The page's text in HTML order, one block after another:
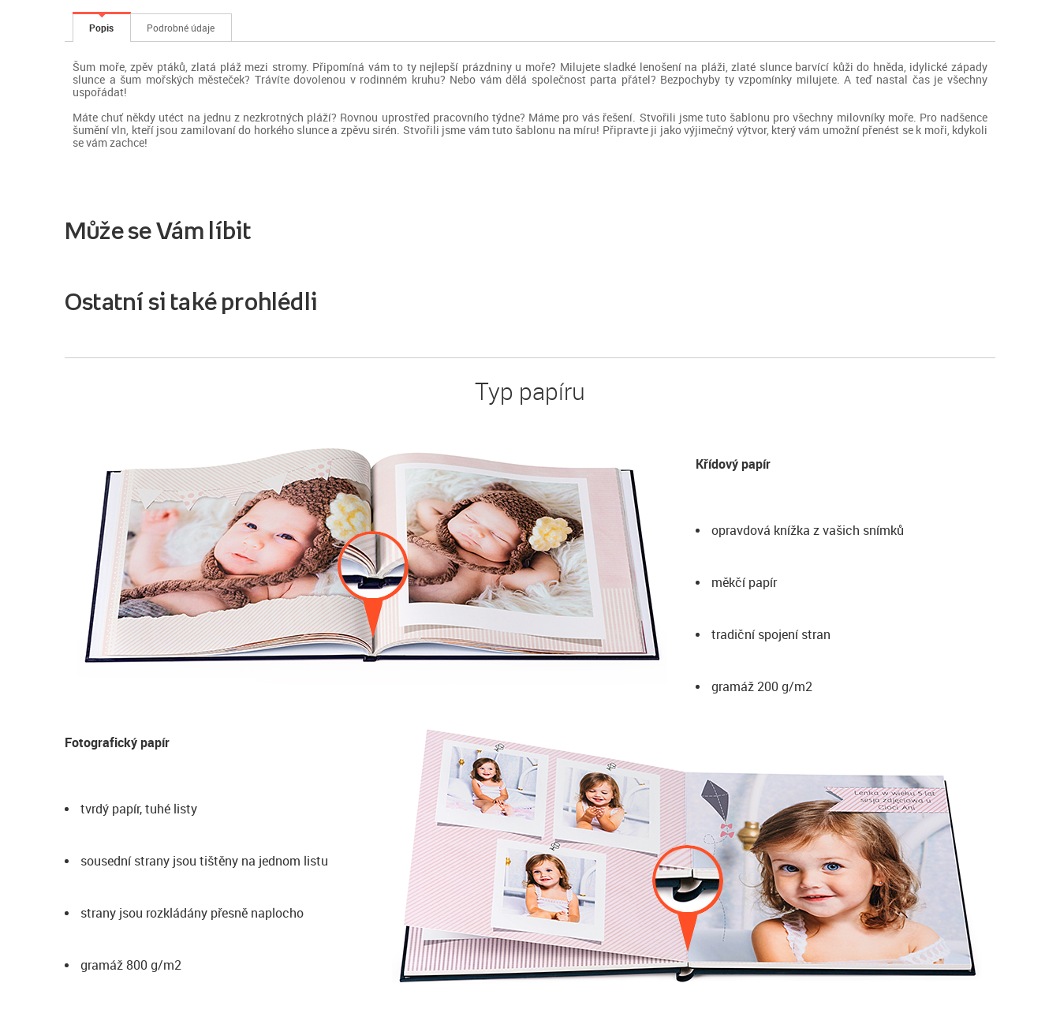
Popis Podrobné údaje
Šum moře, zpěv ptáků, zlatá pláž mezi stromy. Připomíná vám to ty nejlepší prázdniny u moře? Milujete sladké lenošení na pláži, zlaté slunce barvící kůži do hněda, idylické západy
slunce a šum mořských městeček? Trávíte dovolenou v rodinném kruhu? Nebo vám dělá společnost parta přátel? Bezpochyby ty vzpomínky milujete. A teď nastal čas je všechny
uspořádat!
Máte chuť někdy utéct na jednu z nezkrotných pláží? Rovnou uprostřed pracovního týdne? Máme pro vás řešení. Stvořili jsme tuto šablonu pro všechny milovníky moře. Pro nadšence
šumění vln, kteří jsou zamilovaní do horkého slunce a zpěvu sirén. Stvořili jsme vám tuto šablonu na míru! Připravte ji jako výjimečný výtvor, který vám umožní přenést se k moři, kdykoli
se vám zachce!
Může se Vám líbit
Ostatní si také prohlédli
Typ papíru
Křídový papír
opravdová knížka z vašich snímků
měkčí papír
tradiční spojení stran
gramáž 200 g/m2
Fotografický papír
tvrdý papír, tuhé listy
sousední strany jsou tištěny na jednom listu
strany jsou rozkládány přesně naplocho
gramáž 800 g/m2